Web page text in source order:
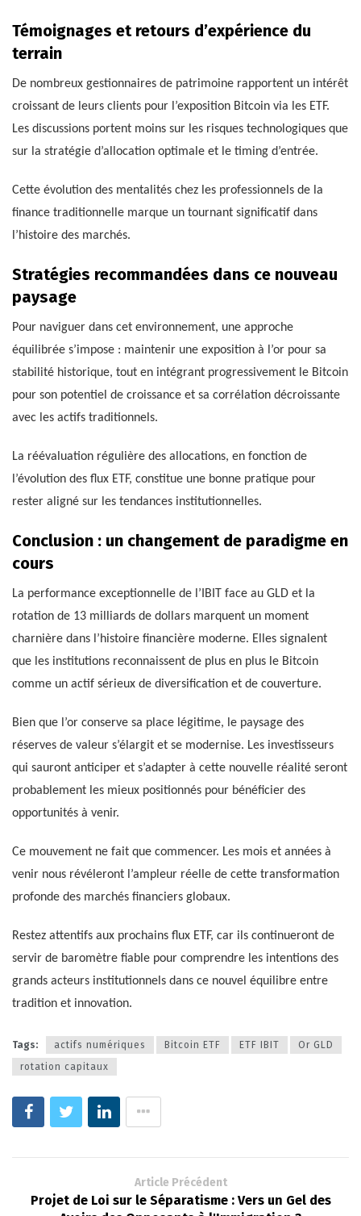
Témoignages et retours d’expérience du
terrain
De nombreux gestionnaires de patrimoine rapportent un intérêt
croissant de leurs clients pour l’exposition Bitcoin via les ETF.
Les discussions portent moins sur les risques technologiques que
sur la stratégie d’allocation optimale et le timing d’entrée.
Cette évolution des mentalités chez les professionnels de la
finance traditionnelle marque un tournant significatif dans
l’histoire des marchés.
Stratégies recommandées dans ce nouveau
paysage
Pour naviguer dans cet environnement, une approche
équilibrée s’impose : maintenir une exposition à l’or pour sa
stabilité historique, tout en intégrant progressivement le Bitcoin
pour son potentiel de croissance et sa corrélation décroissante
avec les actifs traditionnels.
La réévaluation régulière des allocations, en fonction de
l’évolution des flux ETF, constitue une bonne pratique pour
rester aligné sur les tendances institutionnelles.
Conclusion : un changement de paradigme en
cours
La performance exceptionnelle de l’IBIT face au GLD et la
rotation de 13 milliards de dollars marquent un moment
charnière dans l’histoire financière moderne. Elles signalent
que les institutions reconnaissent de plus en plus le Bitcoin
comme un actif sérieux de diversification et de couverture.
Bien que l’or conserve sa place légitime, le paysage des
réserves de valeur s’élargit et se modernise. Les investisseurs
qui sauront anticiper et s’adapter à cette nouvelle réalité seront
probablement les mieux positionnés pour bénéficier des
opportunités à venir.
Ce mouvement ne fait que commencer. Les mois et années à
venir nous révéleront l’ampleur réelle de cette transformation
profonde des marchés financiers globaux.
Restez attentifs aux prochains flux ETF, car ils continueront de
servir de baromètre fiable pour comprendre les intentions des
grands acteurs institutionnels dans ce nouvel équilibre entre
tradition et innovation.
Tags: actifs numériques Bitcoin ETF ETF IBIT
Or GLD
rotation capitaux
Article Précédent
Projet de Loi sur le Séparatisme : Vers un Gel des